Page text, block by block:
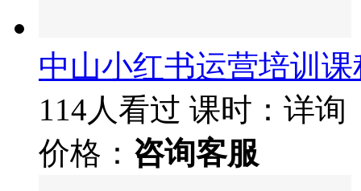
中山小红书运营培训课
114人看过 课时：详询
价格： 咨询客服